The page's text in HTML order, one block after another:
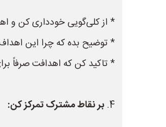
* از کلی‌گویی خودداری کن و
* توضیح بده که چرا این
* تاکید کن که اهدافت صرفاً
4. بر نقاط مشترک تمرکز کن: